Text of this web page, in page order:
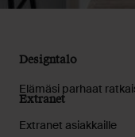
Designtalo
Elämäsi parhaat
Extranet
Extranet asiakkaille